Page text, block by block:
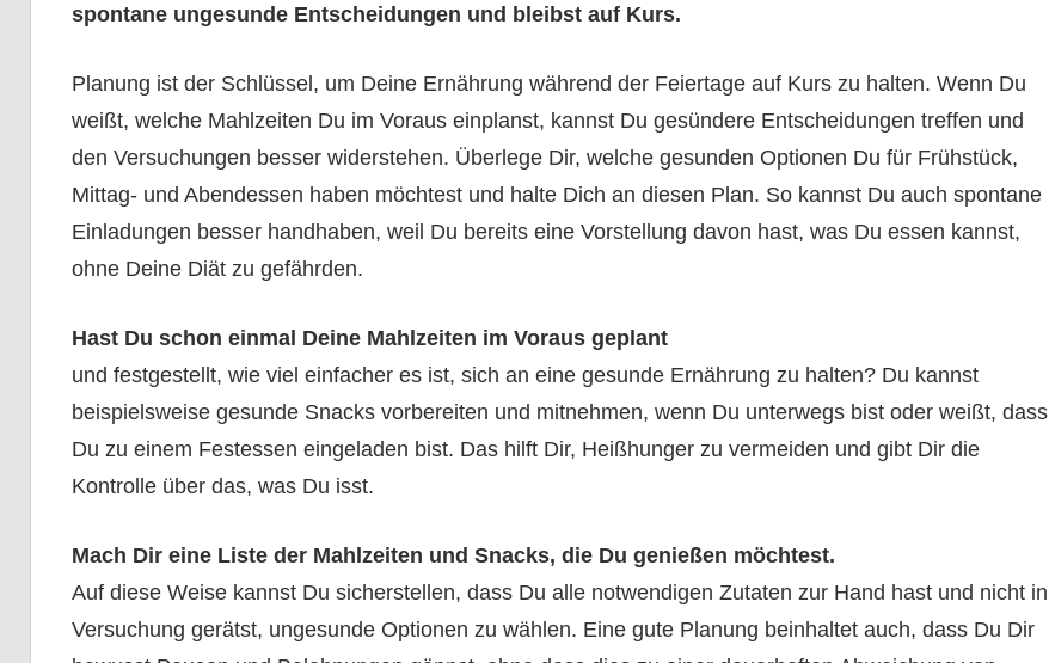
spontane ungesunde Entscheidungen und bleibst auf Kurs.
Planung ist der Schlüssel, um Deine Ernährung während der Feiertage auf Kurs zu halten. Wenn Du
weißt, welche Mahlzeiten Du im Voraus einplanst, kannst Du gesündere Entscheidungen treffen und
den Versuchungen besser widerstehen. Überlege Dir, welche gesunden Optionen Du für Frühstück,
Mittag- und Abendessen haben möchtest und halte Dich an diesen Plan. So kannst Du auch spontane
Einladungen besser handhaben, weil Du bereits eine Vorstellung davon hast, was Du essen kannst,
ohne Deine Diät zu gefährden.
Hast Du schon einmal Deine Mahlzeiten im Voraus geplant
und festgestellt, wie viel einfacher es ist, sich an eine gesunde Ernährung zu halten? Du kannst
beispielsweise gesunde Snacks vorbereiten und mitnehmen, wenn Du unterwegs bist oder weißt, dass
Du zu einem Festessen eingeladen bist. Das hilft Dir, Heißhunger zu vermeiden und gibt Dir die
Kontrolle über das, was Du isst.
Mach Dir eine Liste der Mahlzeiten und Snacks, die Du genießen möchtest.
Auf diese Weise kannst Du sicherstellen, dass Du alle notwendigen Zutaten zur Hand hast und nicht in
Versuchung gerätst, ungesunde Optionen zu wählen. Eine gute Planung beinhaltet auch, dass Du Dir